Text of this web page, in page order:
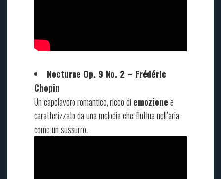
Nocturne Op. 9 No. 2 – Frédéric
Chopin
Un capolavoro romantico, ricco di emozionee
caratterizzato da una melodia che fluttua nell’aria
come un sussurro.